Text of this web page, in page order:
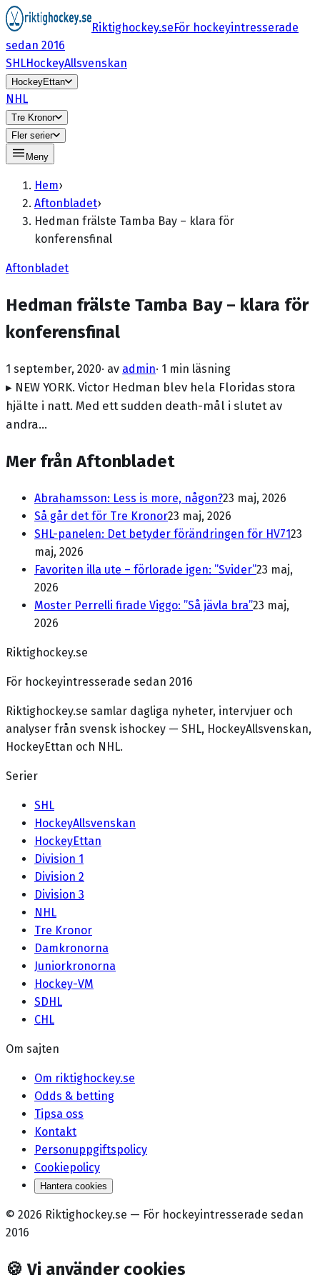
Riktighockey.seFör hockeyintresserade
sedan 2016
SHLHockeyAllsvenskan
HockeyEttan
NHL
Tre Kronor
Fler serier
Meny
Hem›
Aftonbladet›
Hedman frälste Tamba Bay – klara för
konferensfinal
Aftonbladet
Hedman frälste Tamba Bay – klara för
konferensfinal
1 september, 2020· av admin· 1 min läsning
▸ NEW YORK. Victor Hedman blev hela Floridas stora
hjälte i natt. Med ett sudden death-mål i slutet av
andra…
Mer från Aftonbladet
Abrahamsson: Less is more, någon?23 maj, 2026
Så går det för Tre Kronor23 maj, 2026
SHL-panelen: Det betyder förändringen för HV7123
maj, 2026
Favoriten illa ute – förlorade igen: ”Svider”23 maj,
2026
Moster Perrelli firade Viggo: ”Så jävla bra”23 maj,
2026
Riktighockey.se
För hockeyintresserade sedan 2016
Riktighockey.se samlar dagliga nyheter, intervjuer och
analyser från svensk ishockey — SHL, HockeyAllsvenskan,
HockeyEttan och NHL.
Serier
SHL
HockeyAllsvenskan
HockeyEttan
Division 1
Division 2
Division 3
NHL
Tre Kronor
Damkronorna
Juniorkronorna
Hockey-VM
SDHL
CHL
Om sajten
Om riktighockey.se
Odds & betting
Tipsa oss
Kontakt
Personuppgiftspolicy
Cookiepolicy
Hantera cookies
© 2026 Riktighockey.se — För hockeyintresserade sedan
2016
🍪 Vi använder cookies